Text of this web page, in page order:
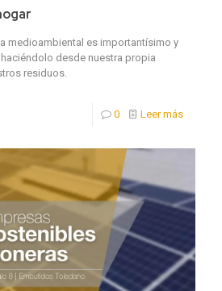
medioambiental es importantísimo y
desde nuestra propia
residuos.
0 Leer más